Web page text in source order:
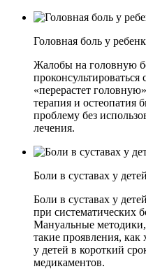
Головная боль у
Жалобы на головную
«перерастет
терапия и остеопатия
проблему без
лечения.
Боли в суставах у детей
Боли в суставах у
при систематических
Мануальные методики,
такие проявления, как
у детей в короткий
медикаментов.